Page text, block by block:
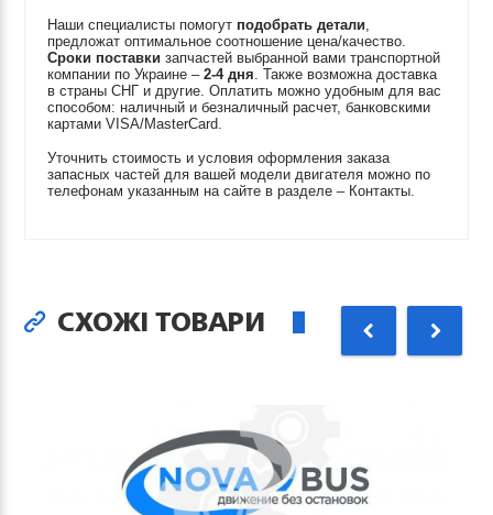
Наши специалисты помогут подобрать детали,
предложат оптимальное соотношение цена/качество.
Сроки поставки запчастей выбранной вами транспортной
компании по Украине –2-4 дня. Также возможна доставка
в страны СНГ и другие. Оплатить можно удобным для вас
способом: наличный и безналичный расчет, банковскими
картами VISA/MasterCard.
Уточнить стоимость и условия оформления заказа
запасных частей для вашей модели двигателя можно по
телефонам указанным на сайте в разделе – Контакты.
СХОЖІ ТОВАРИ